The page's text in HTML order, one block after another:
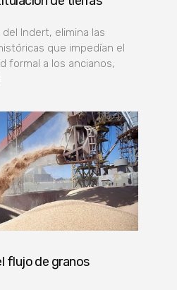
Indert, elimina las
que impedían el
formal a los ancianos,
flujo de granos